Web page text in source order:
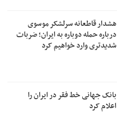
هشدار قاطعانه سرلشکر موسوی
درباره حمله دوباره به ایران؛ ضربات
شدیدتری وارد خواهیم کرد
بانک جهانی خط فقر در ایران را
اعلام کرد